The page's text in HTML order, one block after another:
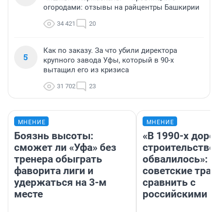
огородами: отзывы на райцентры Башкирии
34 421 20
5
Как по заказу. За что убили директора
крупного завода Уфы, который в 90-х
вытащил его из кризиса
31 702 23
МНЕНИЕ
Боязнь высоты:
сможет ли «Уфа» без
тренера обыграть
фаворита лиги и
удержаться на 3-м
месте
МНЕНИЕ
«В 1990-х
строительство
обвалилось»:
советские
сравнить с
российскими